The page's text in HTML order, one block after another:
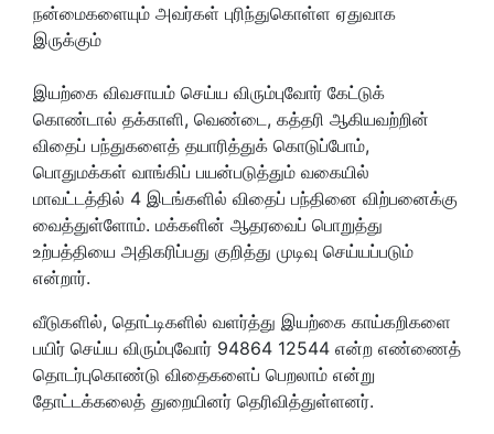
நன்மைகளையும் அவர்கள் புரிந்துகொள்ள ஏதுவாக
இருக்கும்
இயற்கை விவசாயம் செய்ய விரும்புவோர் கேட்டுக்
கொண்டால் தக்காளி, வெண்டை, கத்தரி ஆகியவற்றின்
விதைப் பந்துகளைத் தயாரித்துக் கொடுப்போம்,
பொதுமக்கள் வாங்கிப் பயன்படுத்தும் வகையில்
மாவட்டத்தில் 4 இடங்களில் விதைப் பந்தினை விற்பனைக்கு
வைத்துள்ளோம். மக்களின் ஆதரவைப் பொறுத்து
உற்பத்தியை அதிகரிப்பது குறித்து முடிவு செய்யப்படும்
என்றார்.
வீடுகளில், தொட்டிகளில் வளர்த்து இயற்கை காய்கறிகளை
பயிர் செய்ய விரும்புவோர் 94864 12544 என்ற எண்ணைத்
தொடர்புகொண்டு விதைகளைப் பெறலாம் என்று
தோட்டக்கலைத் துறையினர் தெரிவித்துள்ளனர்.